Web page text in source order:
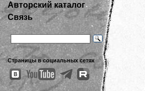
Авторский каталог
Связь
Страницы в социальных сетях